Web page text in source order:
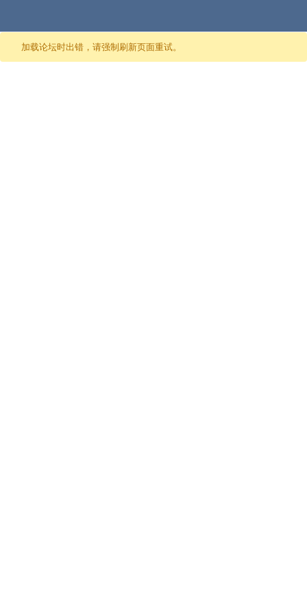
跳至内容
加载论坛时出错，请强制刷新页面重试。